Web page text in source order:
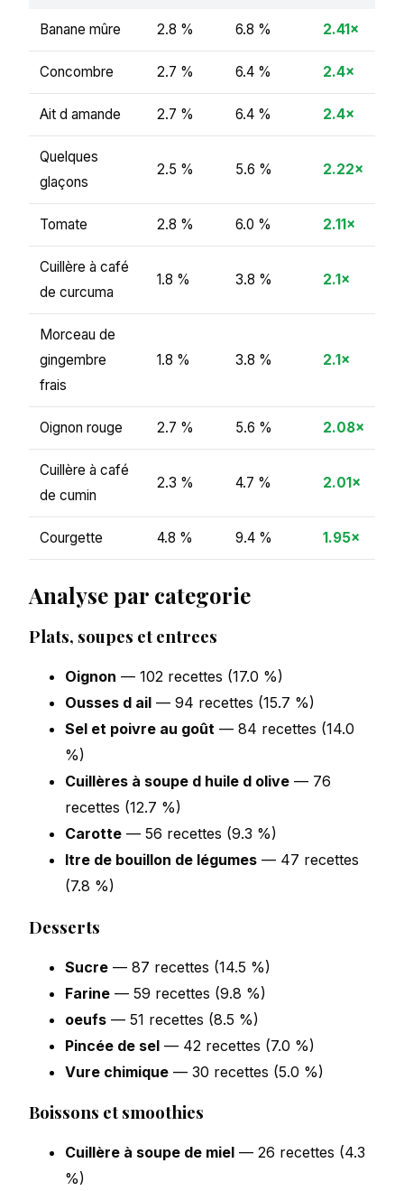
Banane mûre 2.8 % 6.8 % 2.41×
Concombre 2.7 % 6.4 % 2.4×
Ait d amande 2.7 % 6.4 % 2.4×
Quelques
glaçons
2.5 % 5.6 % 2.22×
Tomate 2.8 % 6.0 % 2.11×
Cuillère à café
de curcuma
1.8 % 3.8 % 2.1×
Morceau de
gingembre
frais
1.8 % 3.8 % 2.1×
Oignon rouge 2.7 % 5.6 % 2.08×
Cuillère à café
de cumin
2.3 % 4.7 % 2.01×
Courgette 4.8 % 9.4 % 1.95×
Analyse par categorie
Plats, soupes et entrees
Oignon — 102 recettes (17.0 %)
Ousses d ail — 94 recettes (15.7 %)
Sel et poivre au goût — 84 recettes (14.0
%)
Cuillères à soupe d huile d olive — 76
recettes (12.7 %)
Carotte — 56 recettes (9.3 %)
Itre de bouillon de légumes — 47 recettes
(7.8 %)
Desserts
Sucre — 87 recettes (14.5 %)
Farine — 59 recettes (9.8 %)
oeufs — 51 recettes (8.5 %)
Pincée de sel — 42 recettes (7.0 %)
Vure chimique — 30 recettes (5.0 %)
Boissons et smoothies
Cuillère à soupe de miel — 26 recettes (4.3
%)